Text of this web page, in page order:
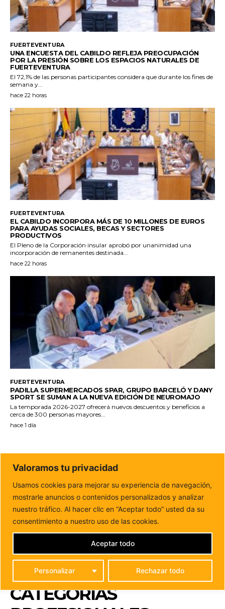
FUERTEVENTURA
UNA ENCUESTA DEL CABILDO REFLEJA PREOCUPACIÓN
POR LA PRESIÓN SOBRE LOS ESPACIOS NATURALES DE
FUERTEVENTURA
El 72,1% de las personas participantes considera que durante los fines de
semana y...
hace 22 horas
FUERTEVENTURA
EL CABILDO INCORPORA MÁS DE 10 MILLONES DE EUROS
PARA AYUDAS SOCIALES, BECAS Y SECTORES
PRODUCTIVOS
El Pleno de la Corporación insular aprobó por unanimidad una
incorporación de remanentes destinada...
hace 22 horas
FUERTEVENTURA
PADILLA SUPERMERCADOS SPAR, GRUPO BARCELÓ Y DANY
SPORT SE SUMAN A LA NUEVA EDICIÓN DE NEUROMAJO
La temporada 2026-2027 ofrecerá nuevos descuentos y beneficios a
cerca de 300 personas mayores...
hace 1 día